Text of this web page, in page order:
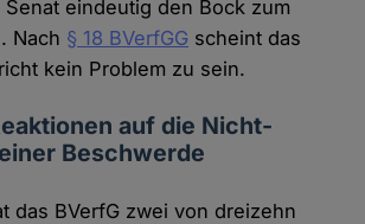
eindeutig den Bock zum
Nach § 18 BVerfGG scheint das
kein Problem zu sein.
auf die Nicht-
Beschwerde
das BVerfG zwei von dreizehn